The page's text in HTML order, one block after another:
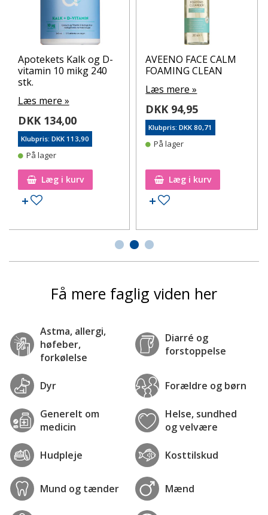
Apotekets Kalk og D-
vitamin 10 mikg 240
stk.
Læs mere »
DKK 134,00
Klubpris: DKK 113,90
På lager
Læg i kurv
Tilføj til ønskeseddel
AVEENO FACE CALM
FOAMING CLEAN
Læs mere »
DKK 94,95
Klubpris: DKK 80,71
På lager
Læg i kurv
Tilføj til ønskeseddel
Få mere faglig viden her
Astma, allergi,
høfeber,
forkølelse
Diarré og
forstoppelse
Dyr Forældre og børn
Generelt om
medicin
Helse, sundhed
og velvære
Hudpleje Kosttilskud
Mund og tænder Mænd